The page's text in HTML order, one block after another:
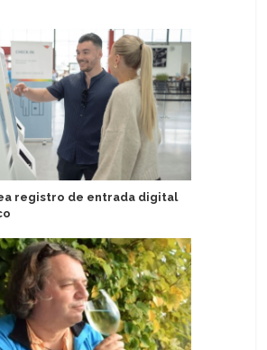
registro de entrada digital